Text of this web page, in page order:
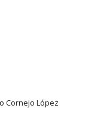
Cornejo López